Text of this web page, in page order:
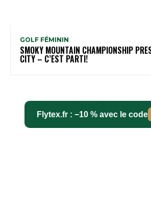
GOLF FÉMININ
SMOKY MOUNTAIN CHAMPIONSHIP
CITY – C’EST PARTI!
Flytex.fr : −10 % avec le code